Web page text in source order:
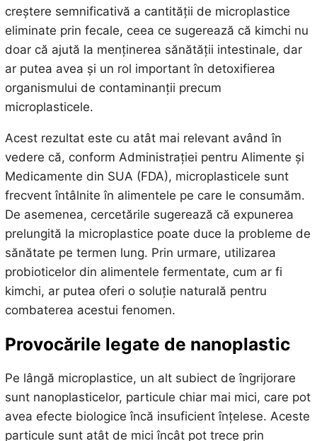
creștere semnificativă a cantității de microplastice
eliminate prin fecale, ceea ce sugerează că kimchi nu
doar că ajută la menținerea sănătății intestinale, dar
ar putea avea și un rol important în detoxifierea
organismului de contaminanții precum
microplasticele.
Acest rezultat este cu atât mai relevant având în
vedere că, conform Administrației pentru Alimente și
Medicamente din SUA (FDA), microplasticele sunt
frecvent întâlnite în alimentele pe care le consumăm.
De asemenea, cercetările sugerează că expunerea
prelungită la microplastice poate duce la probleme de
sănătate pe termen lung. Prin urmare, utilizarea
probioticelor din alimentele fermentate, cum ar fi
kimchi, ar putea oferi o soluție naturală pentru
combaterea acestui fenomen.
Provocările legate de nanoplastic
Pe lângă microplastice, un alt subiect de îngrijorare
sunt nanoplasticelor, particule chiar mai mici, care pot
avea efecte biologice încă insuficient înțelese. Aceste
particule sunt atât de mici încât pot trece prin